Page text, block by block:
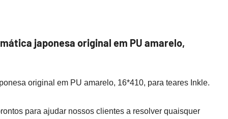
japonesa original em PU amarelo,
original em PU amarelo, 16*410, para teares Inkle.
para ajudar nossos clientes a resolver quaisquer